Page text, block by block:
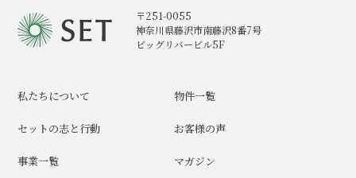
〒251-0055
神奈川県藤沢市南藤沢8番7号
ビッグリバービル5F
私たちについて
セットの志と行動
事業一覧
物件一覧
お客様の声
マガジン